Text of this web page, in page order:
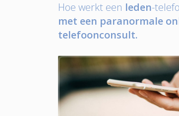
Hoe werkt een leden-
met een paranormale
telefoonconsult.